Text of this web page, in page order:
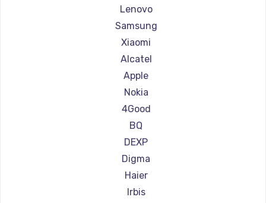
Ремонт планшетов Dell
Ремонт планшетов HP
Ремонт планшетов Getac
Ремонт планшетов ZTE
Ремонт планшетов Google
Ремонт планшетов Navitel
Ремонт планшетов Teclast
Ремонт планшетов CHUWI
Lenovo
Samsung
Xiaomi
Alcatel
Apple
Nokia
4Good
BQ
DEXP
Digma
Haier
Irbis